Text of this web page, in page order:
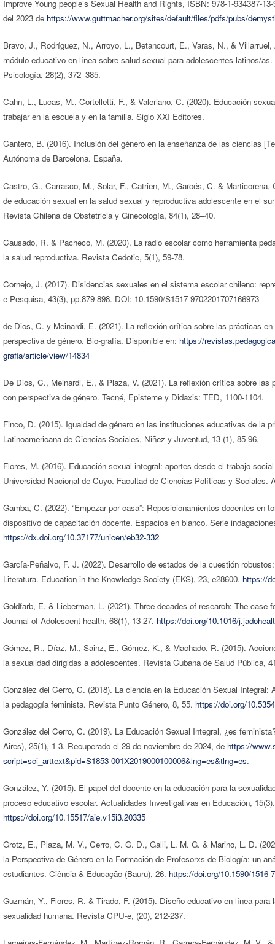
Improve Young people’s Sexual Health and Rights, ISBN: 978-1-934387-
del 2023 de https://www.guttmacher.org/sites/default/files/pdfs/pubs/
Bravo, J., Rodríguez, N., Arroyo, L., Betancourt, E., Varas, N., &
módulo educativo en línea sobre salud sexual para adolescentes latinos/
Psicología, 28(2), 372–385.
Cahn, L., Lucas, M., Cortelletti, F., & Valeriano, C. (2020). Educación
trabajar en la escuela y en la familia. Siglo XXI Editores.
Cantero, B. (2016). Inclusión del género en la enseñanza de las ciencias
Autónoma de Barcelona. España.
Castro, G., Carrasco, M., Solar, F., Catrien, M., Garcés, C. &
de educación sexual en la salud sexual y reproductiva adolescente en el
Revista Chilena de Obstetricia y Ginecología, 84(1), 28–40.
Causado, R. & Pacheco, M. (2020). La radio escolar como herramienta
la salud reproductiva. Revista Cedotic, 5(1), 59-78.
Cornejo, J. (2017). Disidencias sexuales en el sistema escolar chileno:
e Pesquisa, 43(3), pp.879-898. DOI: 10.1590/S1517-9702201707166973
de Dios, C. y Meinardi, E. (2021). La reflexión crítica sobre las prácticas
perspectiva de género. Bio-grafía. Disponible en: https://
grafia/article/view/14834
De Dios, C., Meinardi, E., & Plaza, V. (2021). La reflexión crítica sobre las
con perspectiva de género. Tecné, Episteme y Didaxis: TED, 1100-1104.
Finco, D. (2015). Igualdad de género en las instituciones educativas de la
Latinoamericana de Ciencias Sociales, Niñez y Juventud, 13 (1), 85-96.
Flores, M. (2016). Educación sexual integral: aportes desde el trabajo
Universidad Nacional de Cuyo. Facultad de Ciencias Políticas y Sociales.
Gamba, C. (2022). “Empezar por casa”: Reposicionamientos docentes en
dispositivo de capacitación docente. Espacios en blanco. Serie
https://dx.doi.org/10.37177/unicen/eb32-332
García-Peñalvo, F. J. (2022). Desarrollo de estados de la cuestión
Literatura. Education in the Knowledge Society (EKS), 23, e28600. https://
Goldfarb, E. & Lieberman, L. (2021). Three decades of research: The case
Journal of Adolescent health, 68(1), 13-27. https://doi.org/10.1016/
Gómez, R., Díaz, M., Sainz, E., Gómez, K., & Machado, R. (2015).
la sexualidad dirigidas a adolescentes. Revista Cubana de Salud Pública,
González del Cerro, C. (2018). La ciencia en la Educación Sexual Integral:
la pedagogía feminista. Revista Punto Género, 8, 55. https://doi.org/
González del Cerro, C. (2019). La Educación Sexual Integral, ¿es
Aires), 25(1), 1-3. Recuperado el 29 de noviembre de 2024, de https://
script=sci_arttext&pid=S1853-001X2019000100006&lng=es&tlng=es.
González, Y. (2015). El papel del docente en la educación para la
proceso educativo escolar. Actualidades Investigativas en Educación, 15(3).
https://doi.org/10.15517/aie.v15i3.20335
Grotz, E., Plaza, M. V., Cerro, C. G. D., Galli, L. M. G. & Marino, L. D.
la Perspectiva de Género en la Formación de Profesorxs de Biología: un
estudiantes. Ciência & Educação (Bauru), 26. https://doi.org/10.1590/1516-
Guzmán, Y., Flores, R. & Tirado, F. (2015). Diseño educativo en línea para
sexualidad humana. Revista CPU-e, (20), 212-237.